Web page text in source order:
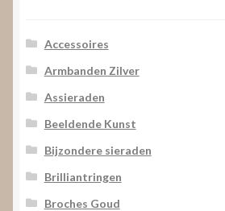
Accessoires
Armbanden Zilver
Assieraden
Beeldende Kunst
Bijzondere sieraden
Brilliantringen
Broches Goud